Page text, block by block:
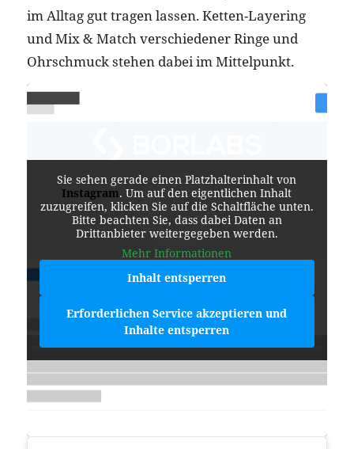
im Alltag gut tragen lassen. Ketten-Layering
und Mix & Match verschiedener Ringe und
Ohrschmuck stehen dabei im Mittelpunkt.
Sie sehen gerade einen Platzhalterinhalt von
Instagram. Um auf den eigentlichen Inhalt
zuzugreifen, klicken Sie auf die Schaltfläche unten.
Bitte beachten Sie, dass dabei Daten an
Drittanbieter weitergegeben werden.
Mehr Informationen
Inhalt entsperren
Erforderlichen Service akzeptieren und
Inhalte entsperren